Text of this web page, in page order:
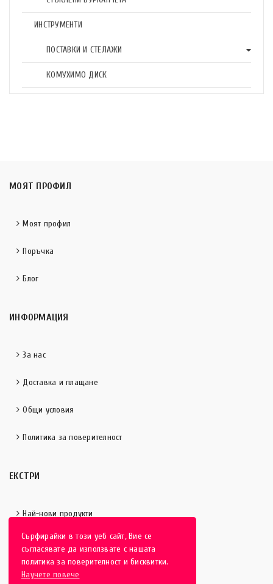
Сърфирайки в този уеб сайт, Вие се
съгласявате да използвате с нашата
политика за поверителност и бисквитки.
Научете повече
ИНСТРУМЕНТИ
ПОСТАВКИ И СТЕЛАЖИ
КОМУХИМО ДИСК
МОЯТ ПРОФИЛ
Моят профил
Поръчка
Блог
ИНФОРМАЦИЯ
За нас
Доставка и плащане
Общи условия
Политика за поверителност
ЕКСТРИ
Най-нови продукти
Отличени продукти